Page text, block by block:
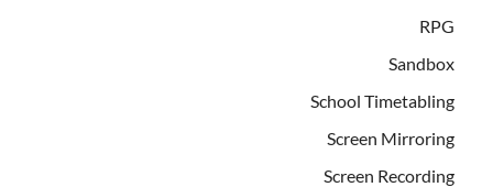
RPG
Sandbox
School Timetabling
Screen Mirroring
Screen Recording